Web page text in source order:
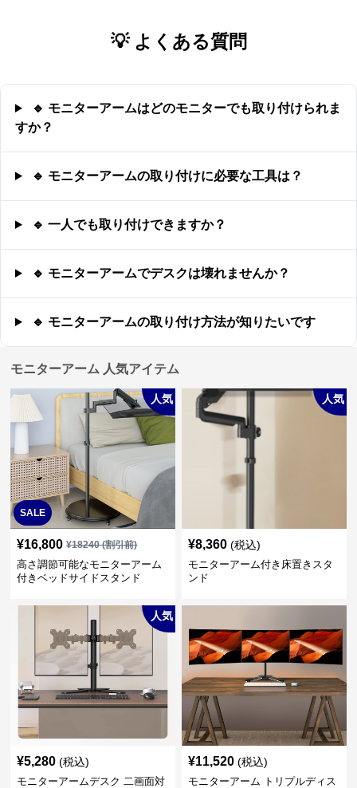
💡 よくある質問
🔹 モニターアームはどのモニターでも取り付けられま
すか？
🔹 モニターアームの取り付けに必要な工具は？
🔹 一人でも取り付けできますか？
🔹 モニターアームでデスクは壊れませんか？
🔹 モニターアームの取り付け方法が知りたいです
モニターアーム 人気アイテム
SALE
人気
¥16,800 ¥18240(割引前)
高さ調節可能なモニターアーム
付きベッドサイドスタンド
人気
¥8,360 (税込)
モニターアーム付き床置きスタ
ンド
人気
¥5,280 (税込)
モニターアームデスク 二画面対
¥11,520 (税込)
モニターアーム トリプルディス